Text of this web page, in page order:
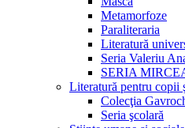
Metamorfoze
Paraliteraria
Literatură
Seria Valeriu
SERIA
Literatură pentru copii
Colecţia
Seria şcolară